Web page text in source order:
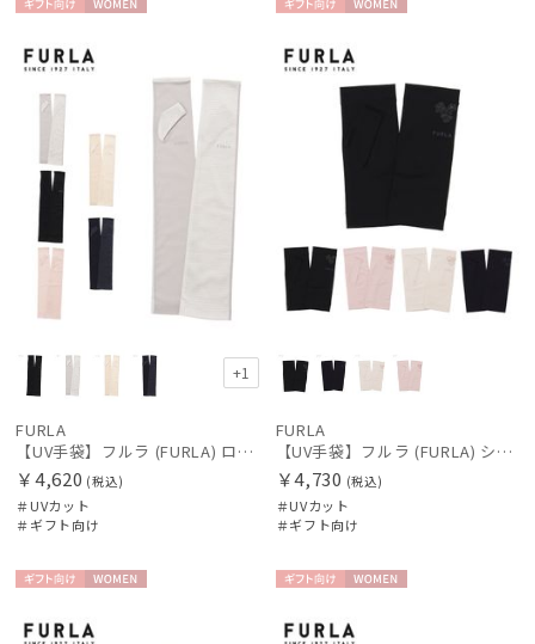
向け
N
+1
FURLA
【UV手袋】フルラ (FURLA) ロング ＵＶ手袋 ロゴ刺繍 指無し
￥4,620 (税込)
＃UVカット
＃ギフト向け
向け
N
FURLA
【UV手袋】フルラ (FURLA) ショート ＵＶ手袋 シアーフラワー 指無し 接触冷感
￥4,730 (税込)
＃UVカット
＃ギフト向け
向け
N
向け
N